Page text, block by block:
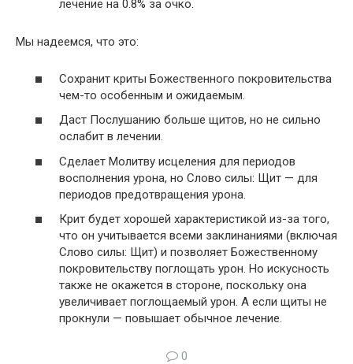
лечение на 0.8% за очко.
Мы надеемся, что это:
Сохранит криты Божественного покровительства
чем-то особенным и ожидаемым.
Даст Послушанию больше щитов, но не сильно
ослабит в лечении.
Сделает Молитву исцеления для периодов
восполнения урона, но Слово силы: Щит — для
периодов предотвращения урона.
Крит будет хорошей характеристикой из-за того,
что он учитывается всеми заклинаниями (включая
Слово силы: Щит) и позволяет Божественному
покровительству поглощать урон. Но искусность
также не окажется в стороне, поскольку она
увеличивает поглощаемый урон. А если щиты не
прокнули — повышает обычное лечение.
0